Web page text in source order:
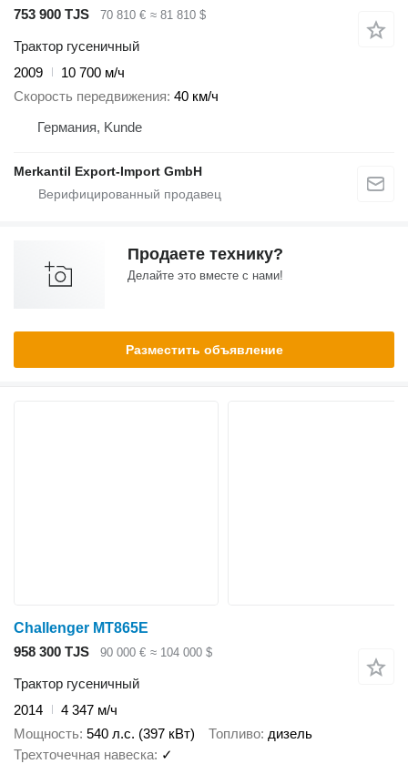
753 900 TJS
70 810 € ≈ 81 810 $
Трактор гусеничный
2009
10 700 м/ч
Скорость передвижения 40 км/ч
Германия, Kunde
Merkantil Export-Import GmbH
Продаете технику?
Делайте это вместе с нами!
Разместить объявление
Challenger MT865E
958 300 TJS
90 000 € ≈ 104 000 $
Трактор гусеничный
2014
4 347 м/ч
Мощность 540 л.с. (397 кВт) Топливо дизель
Трехточечная навеска ✓